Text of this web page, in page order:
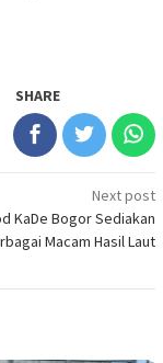
SHARE
Next post
KaDe Bogor Sediakan
Macam Hasil Laut